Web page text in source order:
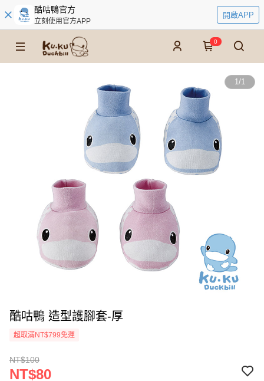
酷咕鴨官方
立刻使用官方APP
開啟APP
0
1/1
酷咕鴨 造型護腳套-厚
超取滿NT$799免運
NT$100
NT$80